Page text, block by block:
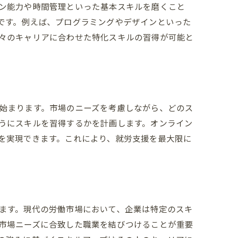
力や時間管理といった基本スキルを磨くこと
。例えば、プログラミングやデザインといった
キャリアに合わせた特化スキルの習得が可能と
ります。市場のニーズを考慮しながら、どのス
スキルを習得するかを計画します。オンライン
現できます。これにより、就労支援を最大限に
。現代の労働市場において、企業は特定のスキ
場ニーズに合致した職業を結びつけることが重要